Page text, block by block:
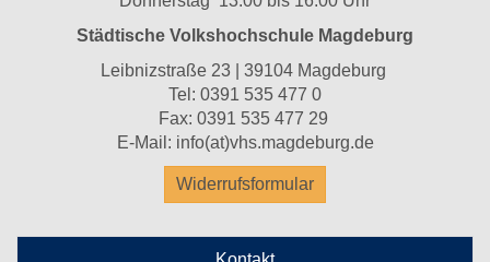
Städtische Volkshochschule Magdeburg
Leibnizstraße 23 | 39104 Magdeburg
Tel: 0391 535 477 0
Fax: 0391 535 477 29
E-Mail: info(at)vhs.magdeburg.de
Widerrufsformular